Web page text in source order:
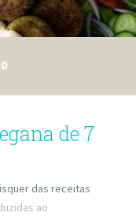
0
de 7
das receitas
ao